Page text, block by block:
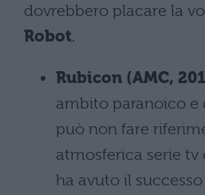
dovrebbero placare la
Robot.
Rubicon (AMC,
ambito paranoico e
può non fare
atmosferica serie
ha avuto il